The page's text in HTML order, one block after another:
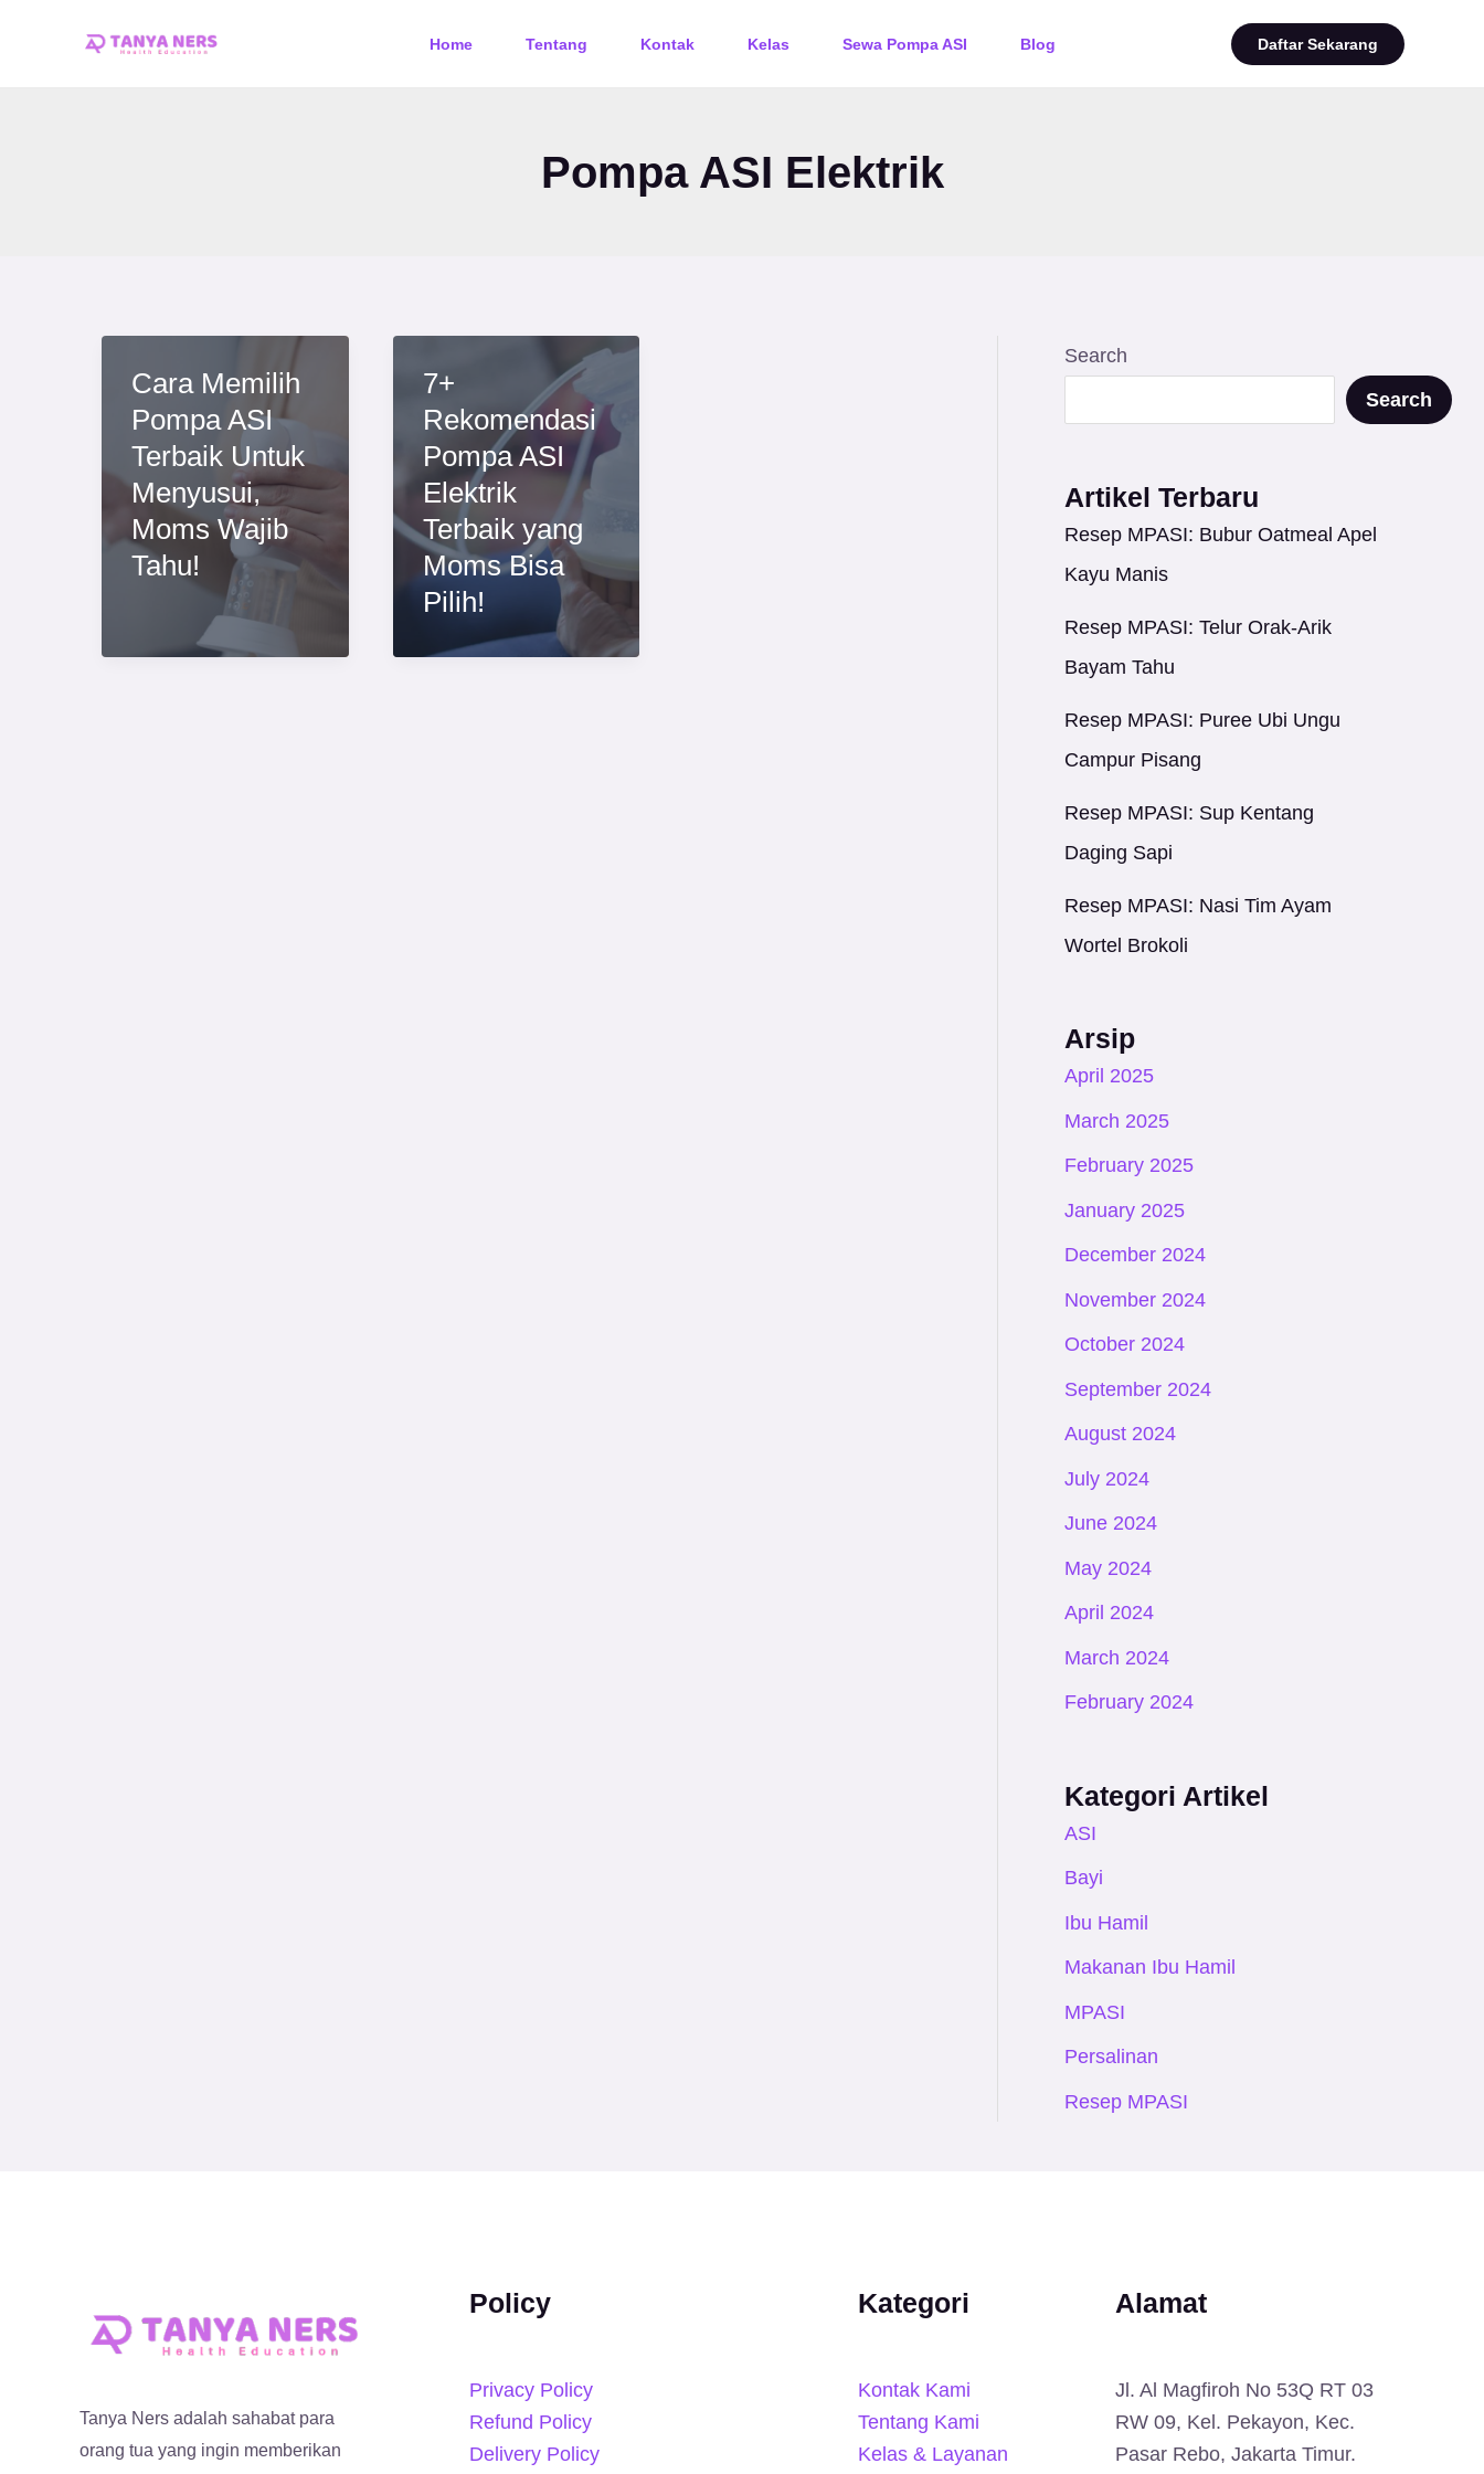
Home Tentang Kontak Kelas Sewa Pompa ASI Blog Daftar Sekarang
Pompa ASI Elektrik
Cara Memilih
Pompa ASI
Terbaik Untuk
Menyusui,
Moms Wajib
Tahu!
7+
Rekomendasi
Pompa ASI
Elektrik
Terbaik yang
Moms Bisa
Pilih!
Search
Search
Artikel Terbaru
Resep MPASI: Bubur Oatmeal Apel
Kayu Manis
Resep MPASI: Telur Orak-Arik
Bayam Tahu
Resep MPASI: Puree Ubi Ungu
Campur Pisang
Resep MPASI: Sup Kentang
Daging Sapi
Resep MPASI: Nasi Tim Ayam
Wortel Brokoli
Arsip
April 2025
March 2025
February 2025
January 2025
December 2024
November 2024
October 2024
September 2024
August 2024
July 2024
June 2024
May 2024
April 2024
March 2024
February 2024
Kategori Artikel
ASI
Bayi
Ibu Hamil
Makanan Ibu Hamil
MPASI
Persalinan
Resep MPASI
Tanya Ners adalah sahabat para
orang tua yang ingin memberikan
Policy
Privacy Policy
Refund Policy
Delivery Policy
Kategori
Kontak Kami
Tentang Kami
Kelas & Layanan
Alamat
Jl. Al Magfiroh No 53Q RT 03
RW 09, Kel. Pekayon, Kec.
Pasar Rebo, Jakarta Timur.